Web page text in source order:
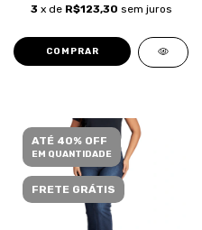
3 x de R$123,30 sem juros
COMPRAR
ATÉ 40% OFF
EM QUANTIDADE
FRETE GRÁTIS